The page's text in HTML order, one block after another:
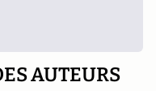
AUTEURS